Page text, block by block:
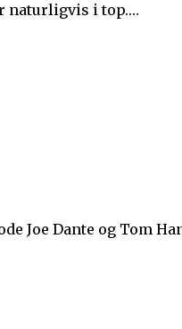
naturligvis i top.…
Joe Dante og Tom